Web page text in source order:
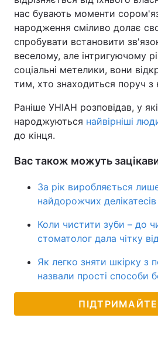
нас бувають моменти
народження сміливо долає
спробувати встановити
веселому, але інтригуючому
соціальні метелики, вони
тим, хто знаходиться поруч з
Раніше УНІАН розповідав, у
народжуються найвірніші
до кінця.
Вас також можуть
За рік виробляється
найдорожчих делікатесів
Коли чистити зуби – до
стоматолог дала чітку
Як легко зняти шкірку з
назвали прості способи